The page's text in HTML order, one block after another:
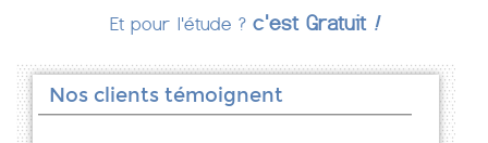
Et pour l'étude ? c'est Gratuit !
Nos clients témoignent